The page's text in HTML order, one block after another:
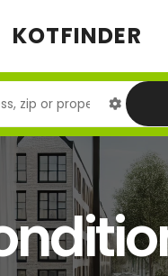
KOTFINDER